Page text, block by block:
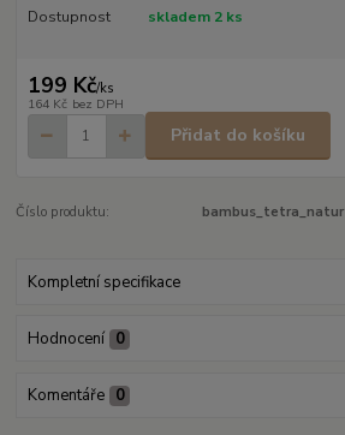
Dostupnost skladem 2 ks
199 Kč/ks
164 Kč bez DPH
Přidat do košíku
Číslo produktu: bambus_tetra_natur
Kompletní specifikace
Hodnocení 0
Komentáře 0